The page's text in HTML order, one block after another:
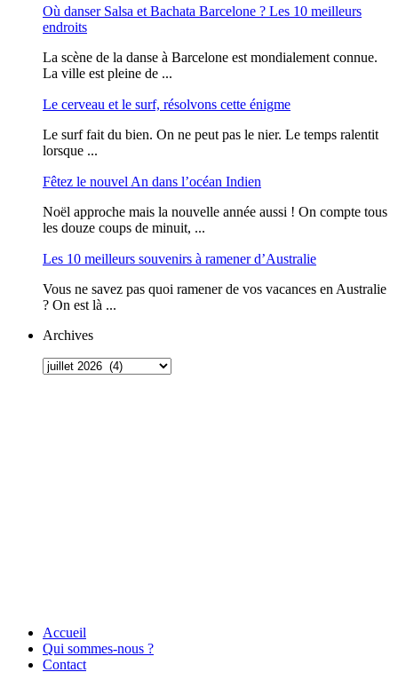
Où danser Salsa et Bachata Barcelone ? Les 10 meilleurs
endroits
La scène de la danse à Barcelone est mondialement connue.
La ville est pleine de ...
Le cerveau et le surf, résolvons cette énigme
Le surf fait du bien. On ne peut pas le nier. Le temps ralentit
lorsque ...
Fêtez le nouvel An dans l’océan Indien
Noël approche mais la nouvelle année aussi ! On compte tous
les douze coups de minuit, ...
Les 10 meilleurs souvenirs à ramener d’Australie
Vous ne savez pas quoi ramener de vos vacances en Australie
? On est là ...
Archives
Accueil
Qui sommes-nous ?
Contact